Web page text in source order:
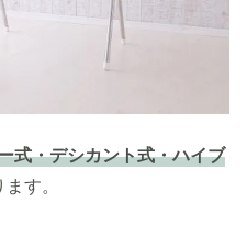
式・デシカント式・ハイブ
す。